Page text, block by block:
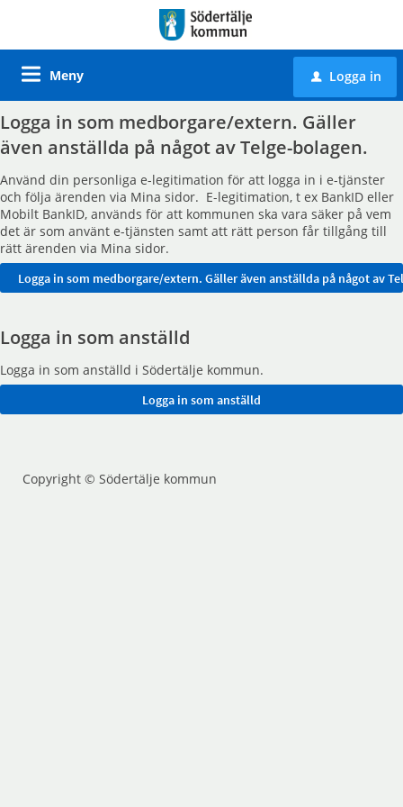
Meny u Logga in
Logga in som medborgare/extern. Gäller
även anställda på något av Telge-bolagen.
Använd din personliga e-legitimation för att logga in i e-tjänster
och följa ärenden via Mina sidor. E-legitimation, t ex BankID eller
Mobilt BankID, används för att kommunen ska vara säker på vem
det är som använt e-tjänsten samt att rätt person får tillgång till
rätt ärenden via Mina sidor.
Logga in som anställd
Logga in som anställd i Södertälje kommun.
Copyright © Södertälje kommun